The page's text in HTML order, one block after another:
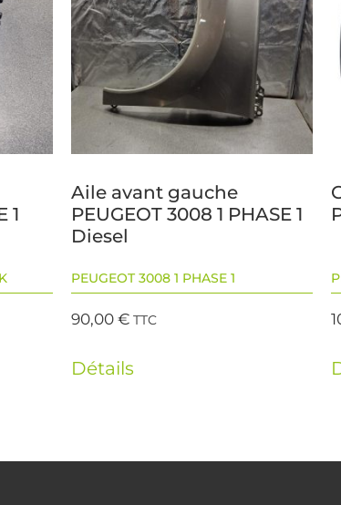
1
Aile avant gauche
PEUGEOT 3008 1 PHASE 1
Diesel
PEUGEOT 3008 1 PHASE 1
90,00€ TTC
Détails